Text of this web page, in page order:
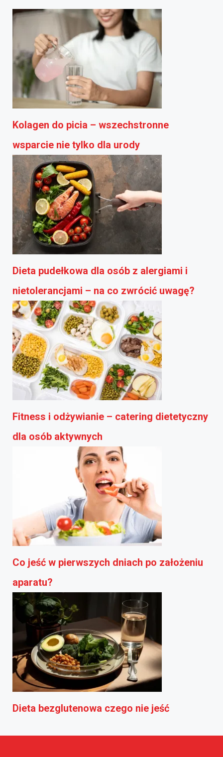
Kolagen do picia – wszechstronne
wsparcie nie tylko dla urody
Dieta pudełkowa dla osób z alergiami i
nietolerancjami – na co zwrócić uwagę?
Fitness i odżywianie – catering dietetyczny
dla osób aktywnych
Co jeść w pierwszych dniach po założeniu
aparatu?
Dieta bezglutenowa czego nie jeść